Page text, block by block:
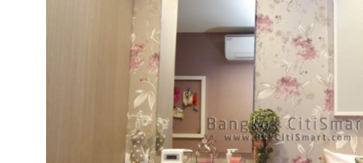
Add comparative units
Number 1